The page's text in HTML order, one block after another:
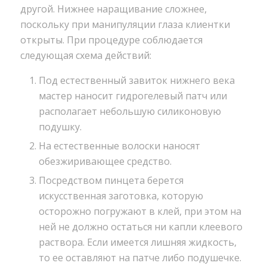
другой. Нижнее наращивание сложнее,
поскольку при манипуляции глаза клиентки
открыты. При процедуре соблюдается
следующая схема действий:
Под естественный завиток нижнего века
мастер наносит гидрогелевый патч или
располагает небольшую силиконовую
подушку.
На естественные волоски наносят
обезжиривающее средство.
Посредством пинцета берется
искусственная заготовка, которую
осторожно погружают в клей, при этом на
ней не должно остаться ни капли клеевого
раствора. Если имеется лишняя жидкость,
то ее оставляют на патче либо подушечке.